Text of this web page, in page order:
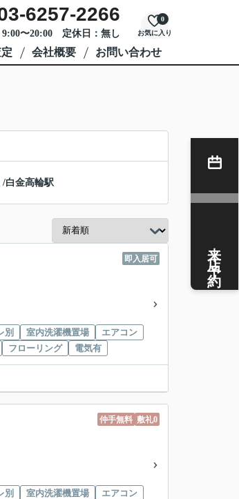
6257-2266
9:00〜20:00 定休日：無し お気に入り
0
会社概要 お問い合わせ
/白金高輪駅
即入居可
別 室内洗濯機置場
エアコン
フローリング 電気有
仲手無料 敷礼0
別
室内洗濯機置場
エアコン
来店予約